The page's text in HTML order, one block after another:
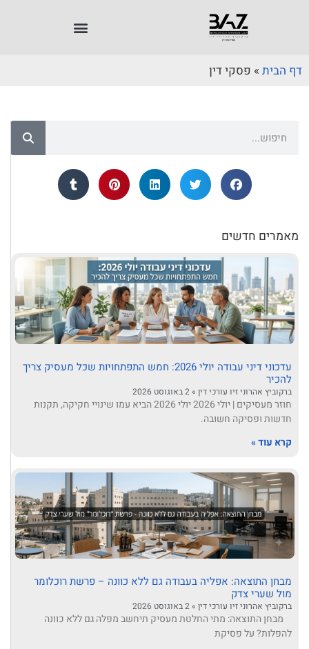
דף הבית » פסקי דין
מאמרים חדשים
עדכוני דיני עבודה יולי 2026: חמש התפתחויות שכל מעסיק צריך
להכיר
ברקוביץ אהרוני זיו עורכי דין
חוזר מעסיקים | יולי 2026 יולי 2026 הביא עמו שינויי חקיקה, תקנות
חדשות ופסיקה חשובה.
קרא עוד »
מבחן התוצאה: אפליה בעבודה גם ללא כוונה – פרשת רוכלומר
מול שערי צדק
ברקוביץ אהרוני זיו עורכי דין
מבחן התוצאה: מתי החלטת מעסיק תיחשב מפלה גם ללא כוונה
להפלות? על פסיקת